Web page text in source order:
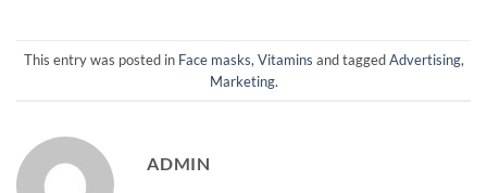
This entry was posted in Face masks, Vitamins and taggedAdvertising,
Marketing.
ADMIN